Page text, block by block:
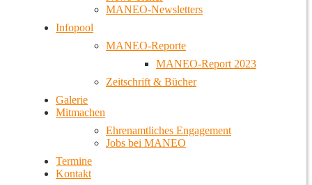
MANEO-Newsletters
Infopool
MANEO-Reporte
MANEO-Report 2023
Zeitschrift & Bücher
Galerie
Mitmachen
Ehrenamtliches Engagement
Jobs bei MANEO
Termine
Kontakt